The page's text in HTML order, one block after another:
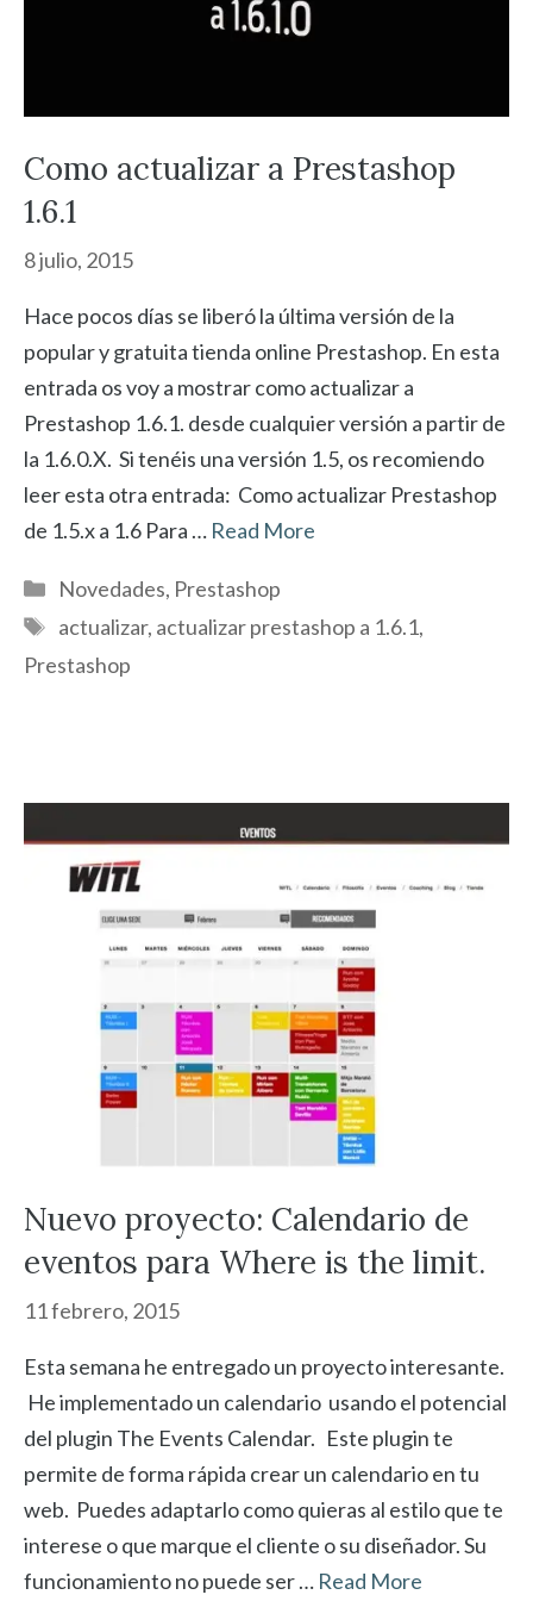
Como actualizar a Prestashop
1.6.1
8 julio, 2015
Hace pocos días se liberó la última versión de la
popular y gratuita tienda online Prestashop. En esta
entrada os voy a mostrar como actualizar a
Prestashop 1.6.1. desde cualquier versión a partir de
la 1.6.0.X. Si tenéis una versión 1.5, os recomiendo
leer esta otra entrada: Como actualizar Prestashop
de 1.5.x a 1.6 Para … Read More
Categorías
Novedades, Prestashop
Etiquetas
actualizar, actualizar prestashop a 1.6.1,
Prestashop
Nuevo proyecto: Calendario de
eventos para Where is the limit.
11 febrero, 2015
Esta semana he entregado un proyecto interesante.
He implementado un calendario usando el potencial
del plugin The Events Calendar. Este plugin te
permite de forma rápida crear un calendario en tu
web. Puedes adaptarlo como quieras al estilo que te
interese o que marque el cliente o su diseñador. Su
funcionamiento no puede ser … Read More